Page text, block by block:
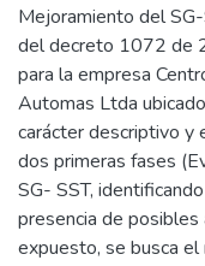
Mejoramiento del
del decreto 1072 de
para la empresa
Automas Ltda
carácter descriptivo y
dos primeras fases
SG- SST,
presencia de
expuesto, se busca